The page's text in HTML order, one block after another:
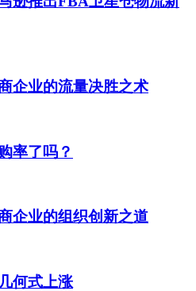
企业的流量决胜之术
率了吗？
企业的组织创新之道
何式上涨